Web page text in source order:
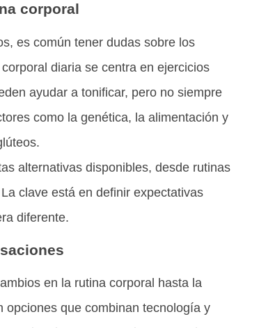
corporal
es común tener dudas sobre los
diaria se centra en ejercicios
ayudar a tonificar, pero no siempre
como la genética, la alimentación y
alternativas disponibles, desde rutinas
clave está en definir expectativas
diferente.
en la rutina corporal hasta la
opciones que combinan tecnología y